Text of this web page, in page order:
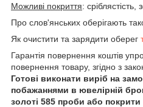
Можливі покриття:
Про слов'янських оберігають
Як очистити та зарядити оберег
Гарантія повернення коштів
повернення товару, згідно з
Готові виконати виріб на
побажаннями в ювелірній
золоті 585 проби або